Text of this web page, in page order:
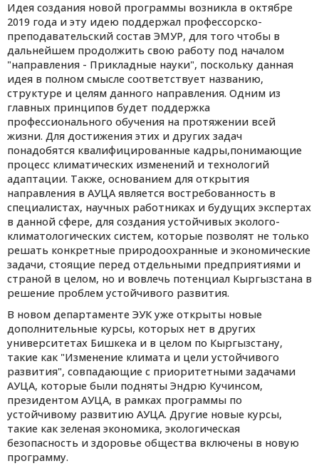
Идея создания новой программы возникла в октябре
2019 года и эту идею поддержал профессорско-
преподавательский состав ЭМУР, для того чтобы в
дальнейшем продолжить свою работу под началом
"направления - Прикладные науки", поскольку данная
идея в полном смысле соответствует названию,
структуре и целям данного направления. Одним из
главных принципов будет поддержка
профессионального обучения на протяжении всей
жизни. Для достижения этих и других задач
понадобятся квалифицированные кадры,понимающие
процесс климатических изменений и технологий
адаптации. Также, основанием для открытия
направления в АУЦА является востребованность в
специалистах, научных работниках и будущих экспертах
в данной сфере, для создания устойчивых эколого-
климатологических систем, которые позволят не только
решать конкретные природоохранные и экономические
задачи, стоящие перед отдельными предприятиями и
страной в целом, но и вовлечь потенциал Кыргызстана в
решение проблем устойчивого развития.
В новом департаменте ЭУК уже открыты новые
дополнительные курсы, которых нет в других
университетах Бишкека и в целом по Кыргызстану,
такие как "Изменение климата и цели устойчивого
развития", совпадающие с приоритетными задачами
АУЦА, которые были подняты Эндрю Кучинсом,
президентом АУЦА, в рамках программы по
устойчивому развитию АУЦА. Другие новые курсы,
такие как зеленая экономика, экологическая
безопасность и здоровье общества включены в новую
программу.